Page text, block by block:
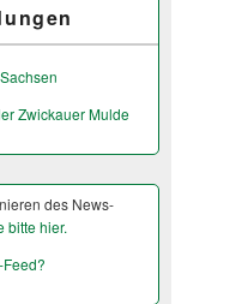
Zwickauer Mulde
des News-
bitte hier.